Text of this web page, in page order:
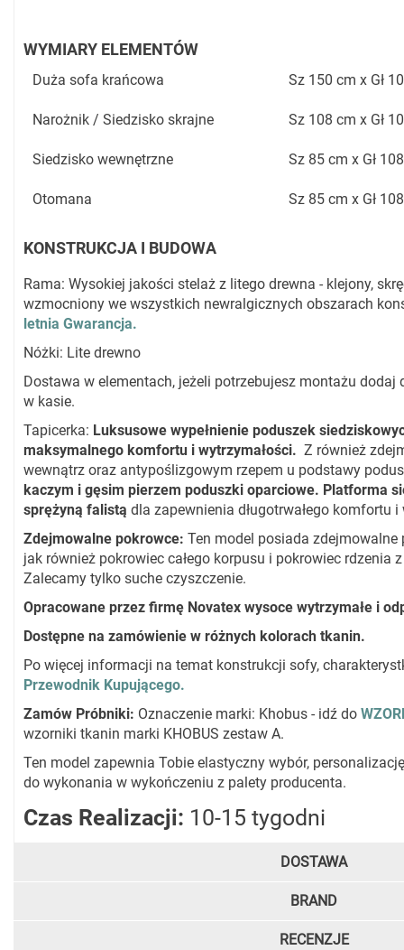
WYMIARY ELEMENTÓW
Duża sofa krańcowa Sz 150 cm x Gł
Narożnik / Siedzisko skrajne Sz 108 cm x Gł
Siedzisko wewnętrzne Sz 85 cm x Gł
Otomana Sz 85 cm x Gł
KONSTRUKCJA I BUDOWA
Rama: Wysokiej jakości stelaż z litego drewna - klejony,
wzmocniony we wszystkich newralgicznych obszarach
letnia Gwarancja.
Nóżki: Lite drewno
Dostawa w elementach, jeżeli potrzebujesz montażu dodaj
w kasie.
Tapicerka: Luksusowe wypełnienie poduszek
maksymalnego komfortu i wytrzymałości. Z również
wewnątrz oraz antypoślizgowym rzepem u podstawy
kaczym i gęsim pierzem poduszki oparciowe. Platforma
sprężyną falistą dla zapewnienia długotrwałego komfortu i
Zdejmowalne pokrowce: Ten model posiada
jak również pokrowiec całego korpusu i pokrowiec rdzenia
Zalecamy tylko suche czyszczenie.
Opracowane przez firmę Novatex wysoce wytrzymałe i
Dostępne na zamówienie w różnych kolorach tkanin.
Po więcej informacji na temat konstrukcji sofy,
Przewodnik Kupującego.
Zamów Próbniki: Oznaczenie marki: Khobus - idź do
wzorniki tkanin marki KHOBUS zestaw A.
Ten model zapewnia Tobie elastyczny wybór,
do wykonania w wykończeniu z palety producenta.
Czas Realizacji: 10-15 tygodni
DOSTAWA
BRAND
RECENZJE